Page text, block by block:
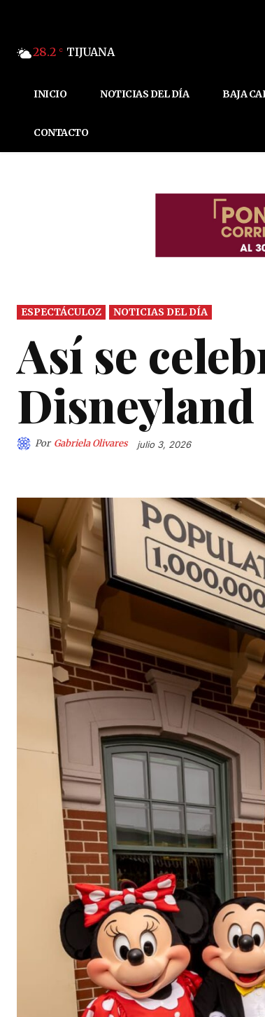
28.2 C TIJUANA
INICIO NOTICIAS DEL DÍA BAJA
CONTACTO
ESPECTÁCULOZ NOTICIAS DEL DÍA
Así se
Disneyland
Por Gabriela Olivares julio 3, 2026